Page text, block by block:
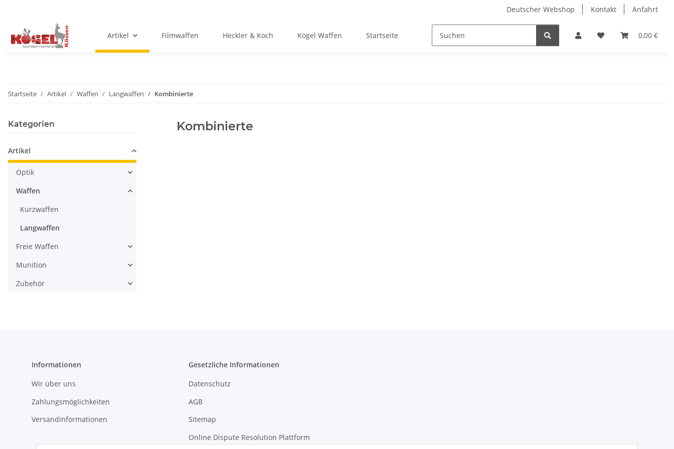
Deutscher Webshop Kontakt Anfahrt
0,00 €
Artikel Filmwaffen Heckler & Koch Kögel Waffen Startseite
Startseite Artikel Waffen Langwaffen Kombinierte
Kombinierte
Kategorien
Artikel
Optik
Waffen
Kurzwaffen
Langwaffen
Freie Waffen
Munition
Zubehör
Informationen
Wir über uns
Zahlungsmöglichkeiten
Versandinformationen
Gesetzliche Informationen
Datenschutz
AGB
Sitemap
Online Dispute Resolution Plattform